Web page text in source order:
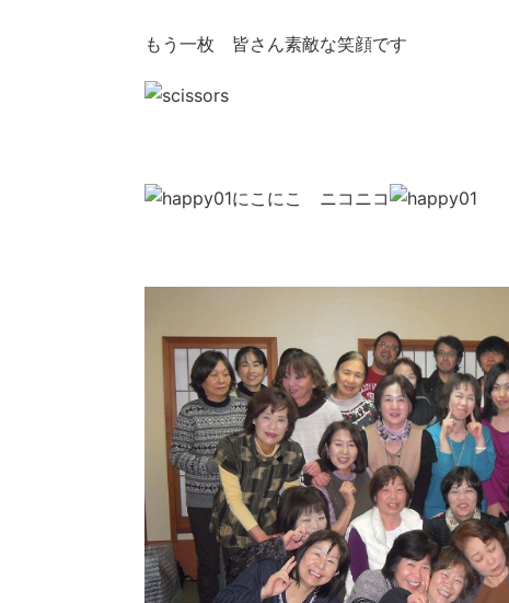
もう一枚 皆さん素敵な笑顔です
にこにこ ニコニコ